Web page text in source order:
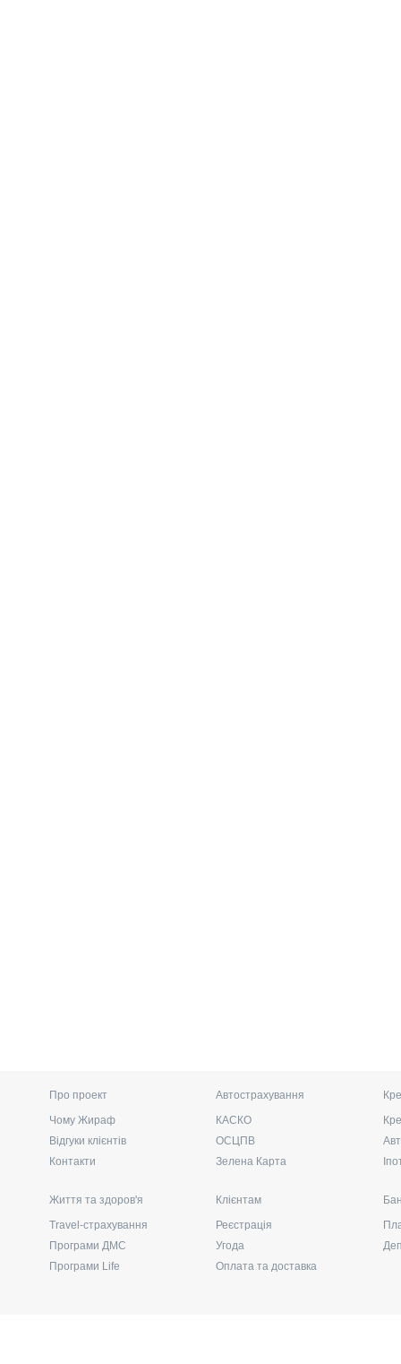
Про проект
Чому Жираф
Відгуки клієнтів
Контакти
Автострахування
КАСКО
ОСЦПВ
Зелена Карта
Життя та здоров'я
Travel-страхування
Програми ДМС
Програми Life
Клієнтам
Реєстрація
Угода
Оплата та доставка